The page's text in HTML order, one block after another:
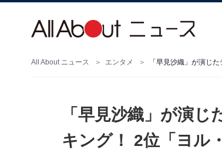
All About ニュース エンタメ 「早見沙織」が演じ
「早見沙織」が演
キング！ 2位「ヨル